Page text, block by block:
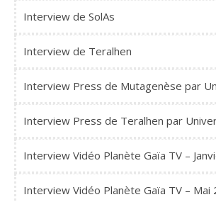
Interview de SolAs
Interview de Teralhen
Interview Press de Mutagenèse par
Interview Press de Teralhen par
Interview Vidéo Planète Gaïa TV –
Interview Vidéo Planète Gaïa TV – Mai